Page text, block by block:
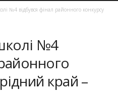
№4 відбувся фінал районного конкурсу
№4
край –